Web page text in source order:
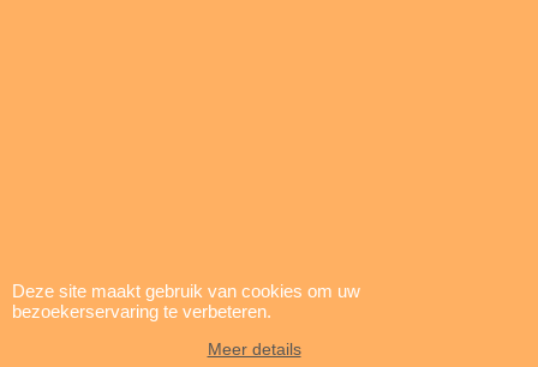
Isolatiemateriaal: PVC
Materiaal plug:nickel-plated copper
Kontaktweerstand:0.7 mOhm
Deze site maakt gebruik van cookies om uw
bezoekerservaring te verbeteren.
Meer details